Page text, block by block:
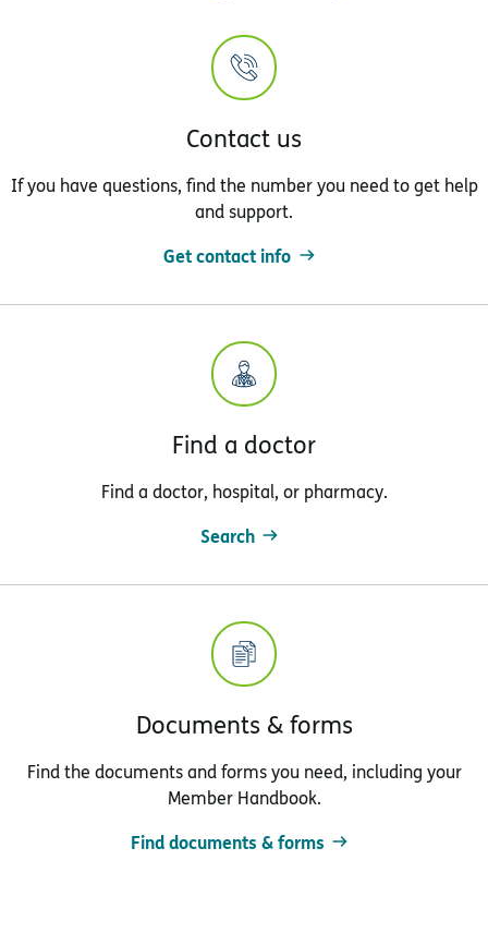
Contact us
If you have questions, find the number you need to get help
and support.
Get contact info
Find a doctor
Find a doctor, hospital, or pharmacy.
Search
Documents & forms
Find the documents and forms you need, including your
Member Handbook.
Find documents & forms